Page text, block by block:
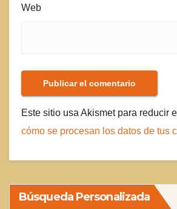
Web
Este sitio usa Akismet para reducir
cómo se procesan los datos de tus
Búsqueda Personalizada